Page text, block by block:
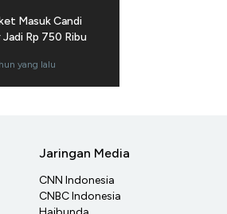
Masuk Candi
Rp 750 Ribu
yang lalu
Jaringan Media
CNN Indonesia
CNBC Indonesia